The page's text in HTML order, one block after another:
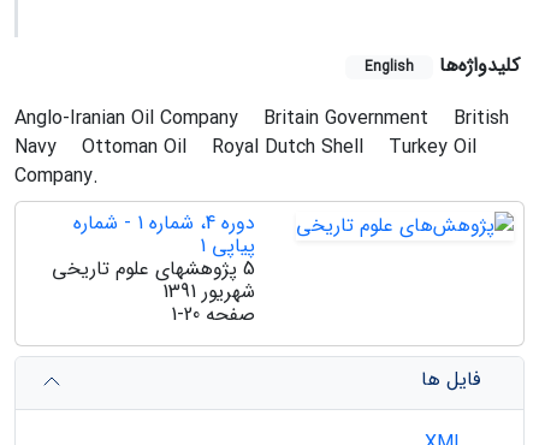
کلیدواژه‌ها English
Anglo-Iranian Oil Company Britain Government
British
Navy
Ottoman Oil Royal Dutch Shell
Turkey Oil
Company.
دوره 4، شماره 1 - شماره
پیاپی 1
5 پژوهشهای علوم تاریخی
شهریور 1391
صفحه 1-20
فایل ها